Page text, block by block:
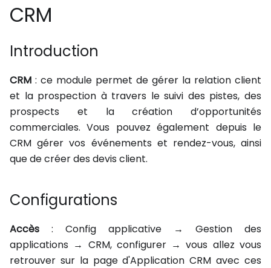
CRM
Introduction
CRM : ce module permet de gérer la relation client
et la prospection à travers le suivi des pistes, des
prospects et la création d’opportunités
commerciales. Vous pouvez également depuis le
CRM gérer vos événements et rendez-vous, ainsi
que de créer des devis client.
Configurations
Accès : Config applicative → Gestion des
applications → CRM, configurer → vous allez vous
retrouver sur la page d'Application CRM avec ces